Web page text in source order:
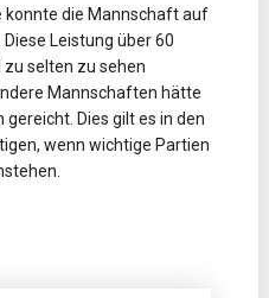
die Mannschaft auf
Leistung über 60
selten zu sehen
Mannschaften hätte
Dies gilt es in den
wenn wichtige Partien